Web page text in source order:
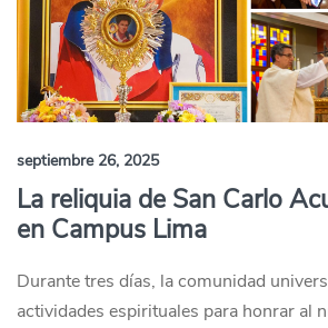
septiembre 26, 2025
La reliquia de San Carlo
en Campus Lima
Durante tres días, la comunidad
actividades espirituales para honrar al